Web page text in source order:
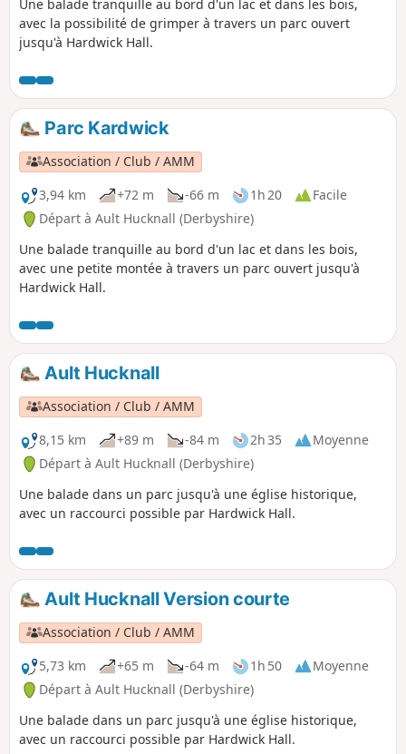
Une balade tranquille au bord d'un lac et dans les bois,
avec la possibilité de grimper à travers un parc ouvert
jusqu'à Hardwick Hall.
Parc Kardwick
Association / Club / AMM
3,94 km
+72 m -66 m 1h 20
Facile
Départ à Ault Hucknall (Derbyshire)
Une balade tranquille au bord d'un lac et dans les bois,
avec une petite montée à travers un parc ouvert jusqu'à
Hardwick Hall.
Ault Hucknall
Association / Club / AMM
8,15 km
+89 m -84 m 2h 35
Moyenne
Départ à Ault Hucknall (Derbyshire)
Une balade dans un parc jusqu'à une église historique,
avec un raccourci possible par Hardwick Hall.
Ault Hucknall Version courte
Association / Club / AMM
5,73 km
+65 m -64 m 1h 50
Moyenne
Départ à Ault Hucknall (Derbyshire)
Une balade dans un parc jusqu'à une église historique,
avec un raccourci possible par Hardwick Hall.